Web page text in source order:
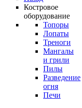
Костровое
оборудование
Топоры
Лопаты
Треноги
Мангалы
и грили
Пилы
Разведение
огня
Печи